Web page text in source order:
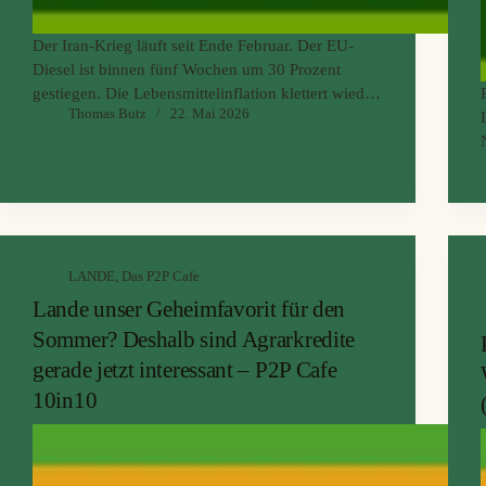
Der Iran-Krieg läuft seit Ende Februar. Der EU-
Diesel ist binnen fünf Wochen um 30 Prozent
gestiegen. Die Lebensmittelinflation klettert wieder
Richtung 3 Prozent. Und in Rumänien hat sich der
Thomas Butz 22. Mai 2026
LANDE, Das P2P Cafe
Lande unser Geheimfavorit für den
Sommer? Deshalb sind Agrarkredite
gerade jetzt interessant – P2P Cafe
10in10